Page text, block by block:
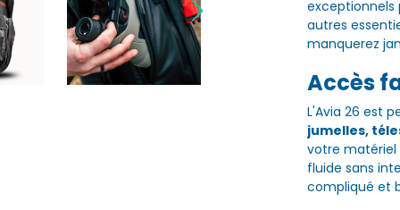
exceptionnels
autres
manquerez
Accès
L'Avia 26 est
jumelles,
votre
fluide sans
compliqué et